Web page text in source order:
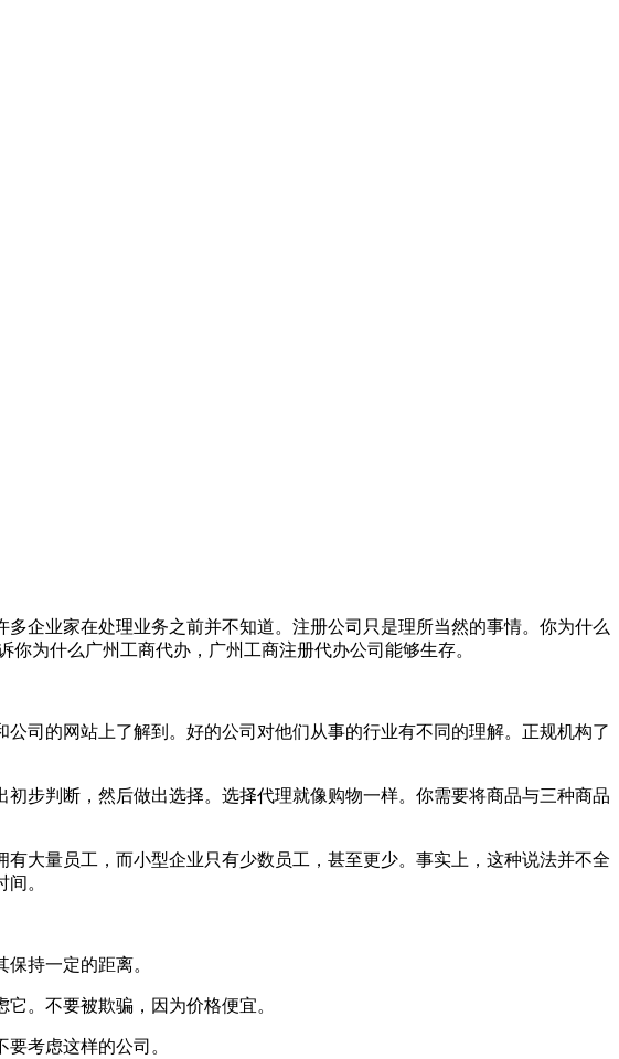
企业家在处理业务之前并不知道。注册公司只是理所当然的事情。你为什么
为什么广州工商代办，广州工商注册代办公司能够生存。
司的网站上了解到。好的公司对他们从事的行业有不同的理解。正规机构了
步判断，然后做出选择。选择代理就像购物一样。你需要将商品与三种商品
大量员工，而小型企业只有少数员工，甚至更少。事实上，这种说法并不全
。
持一定的距离。
。不要被欺骗，因为价格便宜。
要考虑这样的公司。